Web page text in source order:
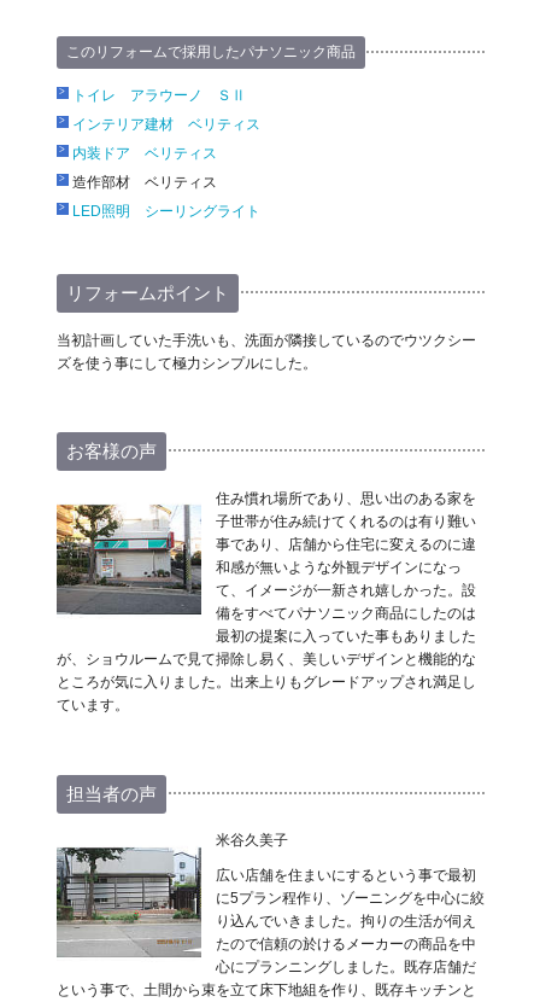
このリフォームで採用したパナソニック商品
トイレ アラウーノ ＳⅡ
インテリア建材 ベリティス
内装ドア ベリティス
造作部材 ベリティス
LED照明 シーリングライト
リフォームポイント
当初計画していた手洗いも、洗面が隣接しているのでウツクシー
ズを使う事にして極力シンプルにした。
お客様の声
住み慣れ場所であり、思い出のある家を
子世帯が住み続けてくれるのは有り難い
事であり、店舗から住宅に変えるのに違
和感が無いような外観デザインになっ
て、イメージが一新され嬉しかった。設
備をすべてパナソニック商品にしたのは
最初の提案に入っていた事もありました
が、ショウルームで見て掃除し易く、美しいデザインと機能的な
ところが気に入りました。出来上りもグレードアップされ満足し
ています。
担当者の声
米谷久美子
広い店舗を住まいにするという事で最初
に5プラン程作り、ゾーニングを中心に絞
り込んでいきました。拘りの生活が伺え
たので信頼の於けるメーカーの商品を中
心にプランニングしました。既存店舗だ
という事で、土間から束を立て床下地組を作り、既存キッチンと